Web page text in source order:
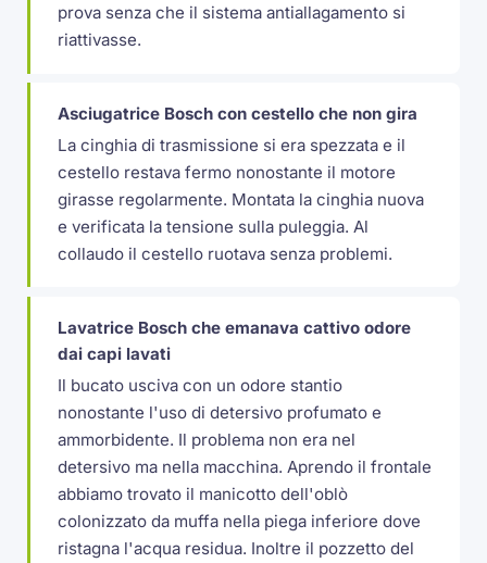
prova senza che il sistema antiallagamento si
riattivasse.
Asciugatrice Bosch con cestello che non gira
La cinghia di trasmissione si era spezzata e il
cestello restava fermo nonostante il motore
girasse regolarmente. Montata la cinghia nuova
e verificata la tensione sulla puleggia. Al
collaudo il cestello ruotava senza problemi.
Lavatrice Bosch che emanava cattivo odore
dai capi lavati
Il bucato usciva con un odore stantio
nonostante l'uso di detersivo profumato e
ammorbidente. Il problema non era nel
detersivo ma nella macchina. Aprendo il frontale
abbiamo trovato il manicotto dell'oblò
colonizzato da muffa nella piega inferiore dove
ristagna l'acqua residua. Inoltre il pozzetto del